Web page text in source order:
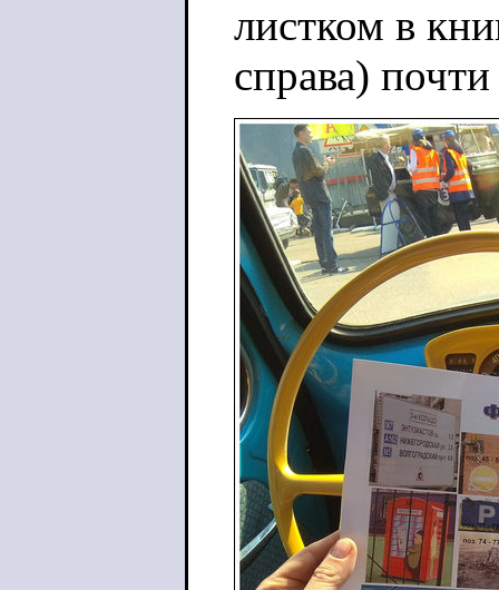
листком в
справа)